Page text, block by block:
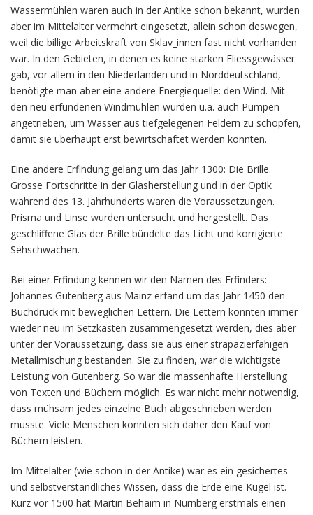
Wassermühlen waren auch in der Antike schon bekannt, wurden
aber im Mittelalter vermehrt eingesetzt, allein schon deswegen,
weil die billige Arbeitskraft von Sklav_innen fast nicht vorhanden
war. In den Gebieten, in denen es keine starken Fliessgewässer
gab, vor allem in den Niederlanden und in Norddeutschland,
benötigte man aber eine andere Energiequelle: den Wind. Mit
den neu erfundenen Windmühlen wurden u.a. auch Pumpen
angetrieben, um Wasser aus tiefgelegenen Feldern zu schöpfen,
damit sie überhaupt erst bewirtschaftet werden konnten.
Eine andere Erfindung gelang um das Jahr 1300: Die Brille.
Grosse Fortschritte in der Glasherstellung und in der Optik
während des 13. Jahrhunderts waren die Voraussetzungen.
Prisma und Linse wurden untersucht und hergestellt. Das
geschliffene Glas der Brille bündelte das Licht und korrigierte
Sehschwächen.
Bei einer Erfindung kennen wir den Namen des Erfinders:
Johannes Gutenberg aus Mainz erfand um das Jahr 1450 den
Buchdruck mit beweglichen Lettern. Die Lettern konnten immer
wieder neu im Setzkasten zusammengesetzt werden, dies aber
unter der Voraussetzung, dass sie aus einer strapazierfähigen
Metallmischung bestanden. Sie zu finden, war die wichtigste
Leistung von Gutenberg. So war die massenhafte Herstellung
von Texten und Büchern möglich. Es war nicht mehr notwendig,
dass mühsam jedes einzelne Buch abgeschrieben werden
musste. Viele Menschen konnten sich daher den Kauf von
Büchern leisten.
Im Mittelalter (wie schon in der Antike) war es ein gesichertes
und selbstverständliches Wissen, dass die Erde eine Kugel ist.
Kurz vor 1500 hat Martin Behaim in Nürnberg erstmals einen